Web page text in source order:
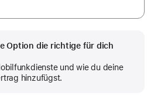
Option die richtige für dich
und wie du deine
hinzufügst.